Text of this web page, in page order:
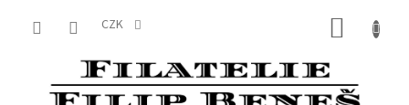
CZK